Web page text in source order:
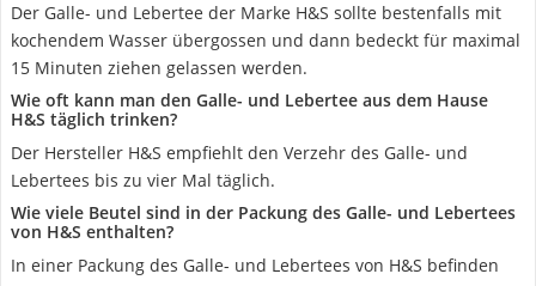
Der Galle- und Lebertee der Marke H&S sollte bestenfalls mit
kochendem Wasser übergossen und dann bedeckt für maximal
15 Minuten ziehen gelassen werden.
Wie oft kann man den Galle- und Lebertee aus dem Hause
H&S täglich trinken?
Der Hersteller H&S empfiehlt den Verzehr des Galle- und
Lebertees bis zu vier Mal täglich.
Wie viele Beutel sind in der Packung des Galle- und Lebertees
von H&S enthalten?
In einer Packung des Galle- und Lebertees von H&S befinden